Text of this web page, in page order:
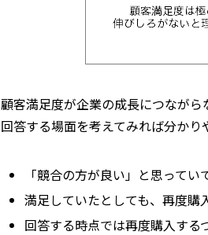
顧客満足度が企業の成長につなが
回答する場面を考えてみれば分かり
「競合の方が良い」と思って
満足していたとしても、再度購
回答する時点では再度購入する